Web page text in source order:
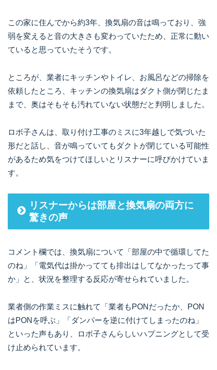
この家に住んでから約3年、換気扇の音は鳴っており、強
弱を変えると音の大きさも変わっていたため、正常に動い
ていると思っていたそうです。
ところが、業者にキッチンやトイレ、お風呂などの掃除を
依頼したところ、キッチンの換気扇はダクト側が閉じたま
まで、奥はそもそも汚れていない状態だと判明しました。
ロボ子さんは、取り付け工事のミスに3年越しで気づいた
形だと話し、音が鳴っていてもダクトが閉じている可能性
があるため気をつけてほしいとリスナーに呼びかけていま
す。
リスナーからは部屋と換気扇の両方に
驚きの声
コメント欄では、換気扇について「部屋の中で循環してた
のね」「電気代は掛かってても排出はしてなかったって事
か」と、状況を整理する反応が寄せられていました。
業者側の作業ミスに触れて「業者もPONだったか、PON
はPONを呼ぶ」「ダンパーを逆に付けてしまったのね」
といった声もあり、ロボ子さんらしいハプニングとして受
け止められています。